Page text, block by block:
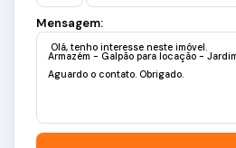
Mensagem: